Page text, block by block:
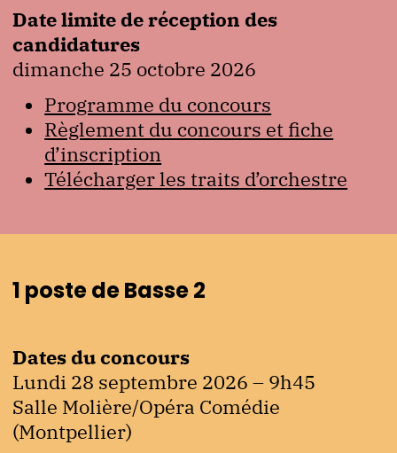
Date limite de réception des
candidatures
dimanche 25 octobre 2026
Programme du concours
Règlement du concours et fiche
d’inscription
Télécharger les traits d’orchestre
1 poste de Basse 2
Dates du concours
Lundi 28 septembre 2026 – 9h45
Salle Molière/Opéra Comédie
(Montpellier)